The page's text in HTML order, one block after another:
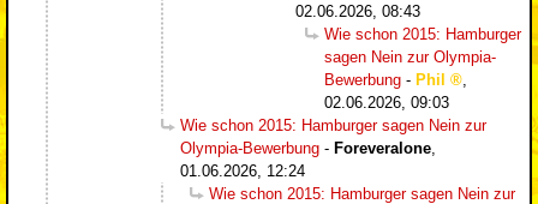
02.06.2026, 08:43
Wie schon 2015: Hamburger
sagen Nein zur Olympia-
Bewerbung - Phil
02.06.2026, 09:03
Wie schon 2015: Hamburger sagen Nein zur
Olympia-Bewerbung - Foreveralone
01.06.2026, 12:24
Wie schon 2015: Hamburger sagen Nein zur